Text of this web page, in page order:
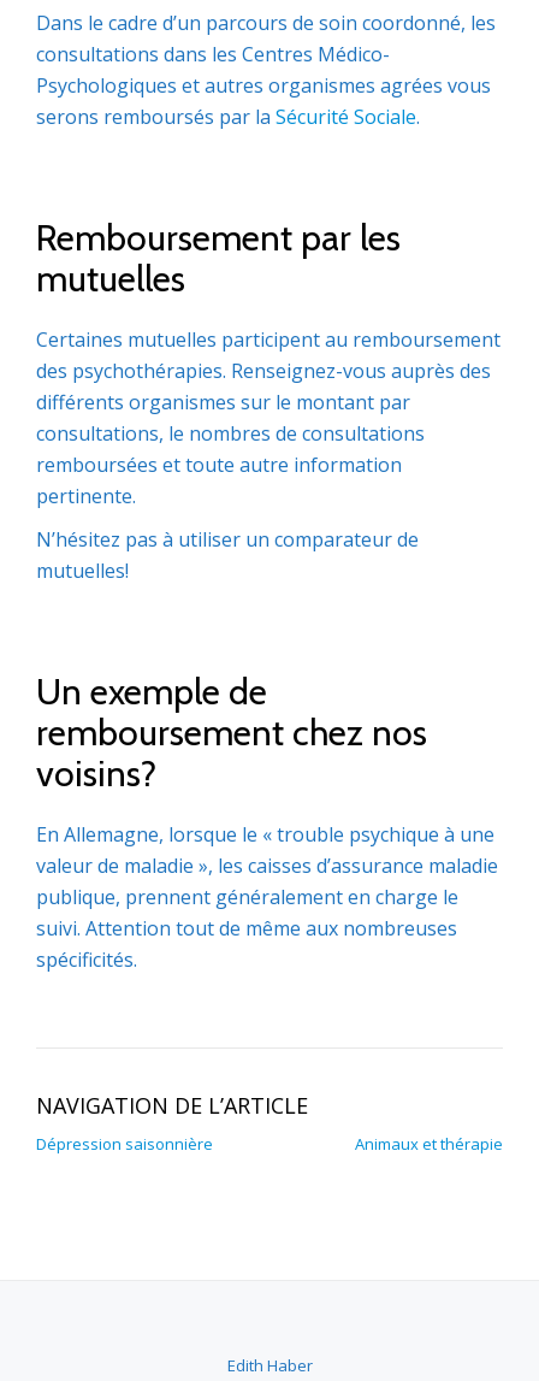
Dans le cadre d’un parcours de soin coordonné, les
consultations dans les Centres Médico-
Psychologiques et autres organismes agrées vous
serons remboursés par la Sécurité Sociale.
Remboursement par les
mutuelles
Certaines mutuelles participent au remboursement
des psychothérapies. Renseignez-vous auprès des
différents organismes sur le montant par
consultations, le nombres de consultations
remboursées et toute autre information
pertinente.
N’hésitez pas à utiliser un comparateur de
mutuelles!
Un exemple de
remboursement chez nos
voisins?
En Allemagne, lorsque le « trouble psychique à une
valeur de maladie », les caisses d’assurance maladie
publique, prennent généralement en charge le
suivi. Attention tout de même aux nombreuses
spécificités.
NAVIGATION DE L’ARTICLE
Dépression saisonnière Animaux et thérapie
Edith Haber